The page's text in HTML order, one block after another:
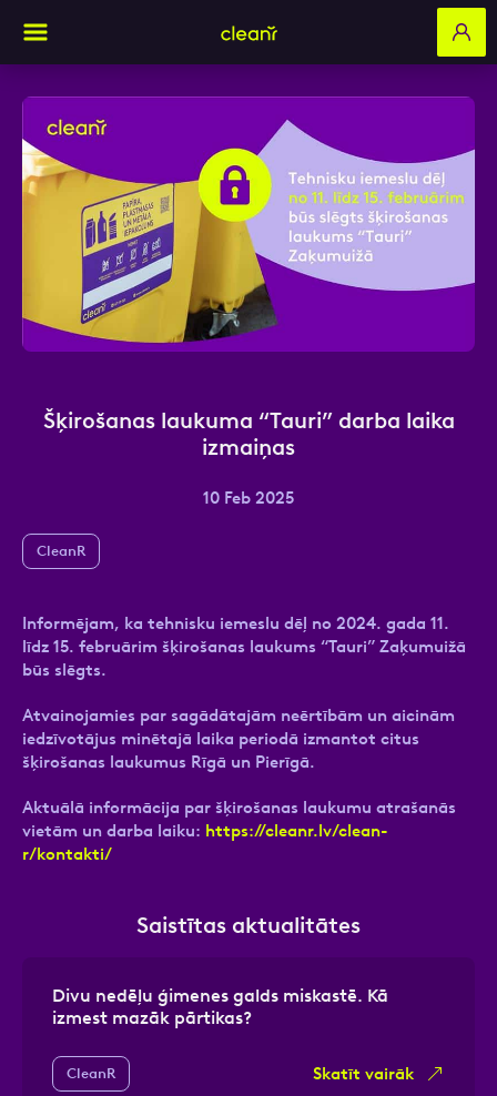
Šķirošanas laukuma “Tauri” darba laika
izmaiņas
10 Feb 2025
CleanR
Informējam, ka tehnisku iemeslu dēļ no 2024. gada 11.
līdz 15. februārim šķirošanas laukums “Tauri” Zaķumuižā
būs slēgts.
Atvainojamies par sagādātajām neērtībām un aicinām
iedzīvotājus minētajā laika periodā izmantot citus
šķirošanas laukumus Rīgā un Pierīgā.
Aktuālā informācija par šķirošanas laukumu atrašanās
vietām un darba laiku: https://cleanr.lv/clean-
r/kontakti/
Saistītas aktualitātes
Divu nedēļu ģimenes galds miskastē. Kā
izmest mazāk pārtikas?
CleanR Skatīt vairāk
Aizpildi pieteikuma formu un mēs ar tevi
sazināsimies
Vārds, Uzvārds
Atzīmējiet, ka piekrītat personas datu
apstrādei.Vairāk